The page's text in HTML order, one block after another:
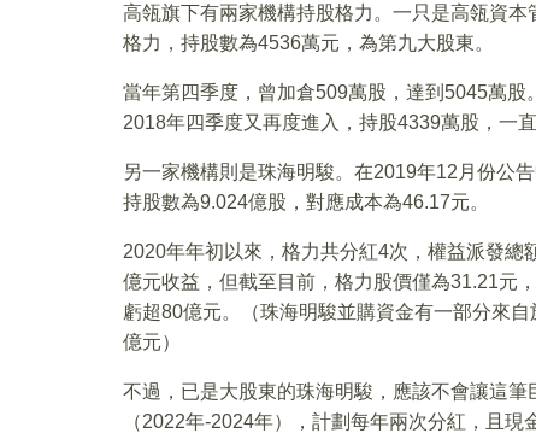
高瓴旗下有兩家機構持股格力。一只是高瓴資
格力，持股數為4536萬元，為第九大股東。
當年第四季度，曾加倉509萬股，達到5045萬股
2018年四季度又再度進入，持股4339萬股，一
另一家機構則是珠海明駿。在2019年12月份公
持股數為9.024億股，對應成本為46.17元。
2020年年初以來，格力共分紅4次，權益派發
億元收益，但截至目前，格力股價僅為31.21元
虧超80億元。（珠海明駿並購資金有一部分來
億元）
不過，已是大股東的珠海明駿，應該不會讓這
（2022年-2024年），計劃每年兩次分紅，且